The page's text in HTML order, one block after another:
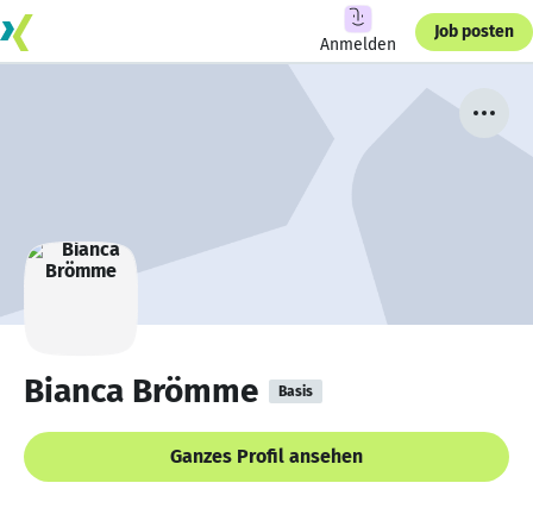
Anmelden
Job posten
Bianca Brömme Basis
Ganzes Profil ansehen